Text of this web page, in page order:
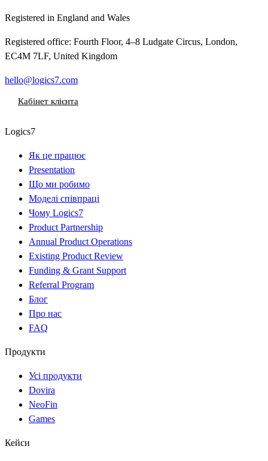
Registered in England and Wales
Registered office: Fourth Floor, 4–8 Ludgate Circus, London,
EC4M 7LF, United Kingdom
hello@logics7.com
Кабінет клієнта
Logics7
Як це працює
Presentation
Що ми робимо
Моделі співпраці
Чому Logics7
Product Partnership
Annual Product Operations
Existing Product Review
Funding & Grant Support
Referral Program
Блог
Про нас
FAQ
Продукти
Усі продукти
Dovira
NeoFin
Games
Кейси